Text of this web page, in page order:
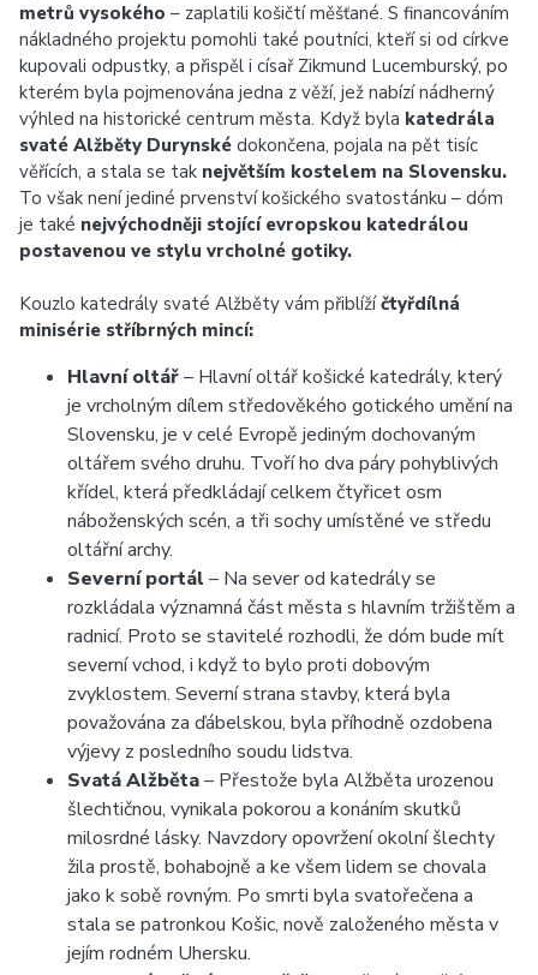
metrů vysokého – zaplatili košičtí měšťané. S financováním
nákladného projektu pomohli také poutníci, kteří si od církve
kupovali odpustky, a přispěl i císař Zikmund Lucemburský, po
kterém byla pojmenována jedna z věží, jež nabízí nádherný
výhled na historické centrum města. Když byla katedrála
svaté Alžběty Durynské dokončena, pojala na pět tisíc
věřících, a stala se tak největším kostelem na Slovensku.
To však není jediné prvenství košického svatostánku – dóm
je také nejvýchodněji stojící evropskou katedrálou
postavenou ve stylu vrcholné gotiky.
Kouzlo katedrály svaté Alžběty vám přiblížíčtyřdílná
minisérie stříbrných mincí:
Hlavní oltář– Hlavní oltář košické katedrály, který
je vrcholným dílem středověkého gotického umění na
Slovensku, je v celé Evropě jediným dochovaným
oltářem svého druhu. Tvoří ho dva páry pohyblivých
křídel, která předkládají celkem čtyřicet osm
náboženských scén, a tři sochy umístěné ve středu
oltářní archy.
Severní portál – Na sever od katedrály se
rozkládala významná část města s hlavním tržištěm a
radnicí. Proto se stavitelé rozhodli, že dóm bude mít
severní vchod, i když to bylo proti dobovým
zvyklostem. Severní strana stavby, která byla
považována za ďábelskou, byla příhodně ozdobena
výjevy z posledního soudu lidstva.
Svatá Alžběta– Přestože byla Alžběta urozenou
šlechtičnou, vynikala pokorou a konáním skutků
milosrdné lásky. Navzdory opovržení okolní šlechty
žila prostě, bohabojně a ke všem lidem se chovala
jako k sobě rovným. Po smrti byla svatořečena a
stala se patronkou Košic, nově založeného města v
jejím rodném Uhersku.